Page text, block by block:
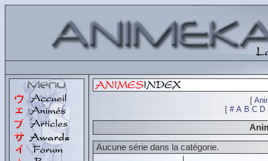
[
[ # A B C D
Aucune série dans la catégorie.